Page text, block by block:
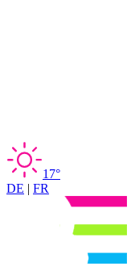
17°
DE | FR